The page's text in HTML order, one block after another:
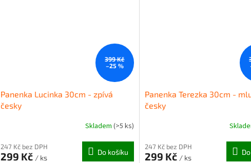
399 Kč
–25 %
Panenka Lucinka 30cm - zpívá
česky
Skladem (>5 ks)
247 Kč bez DPH
299 Kč / ks
Do košíku
Panenka Terezka 30cm -
česky
247 Kč bez DPH
299 Kč / ks